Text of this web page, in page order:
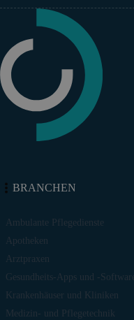
BRANCHEN
Ambulante Pflegedienste
Apotheken
Arztpraxen
Gesundheits-Apps und -Software
Krankenhäuser und Kliniken
Medizin- und Pflegetechnik